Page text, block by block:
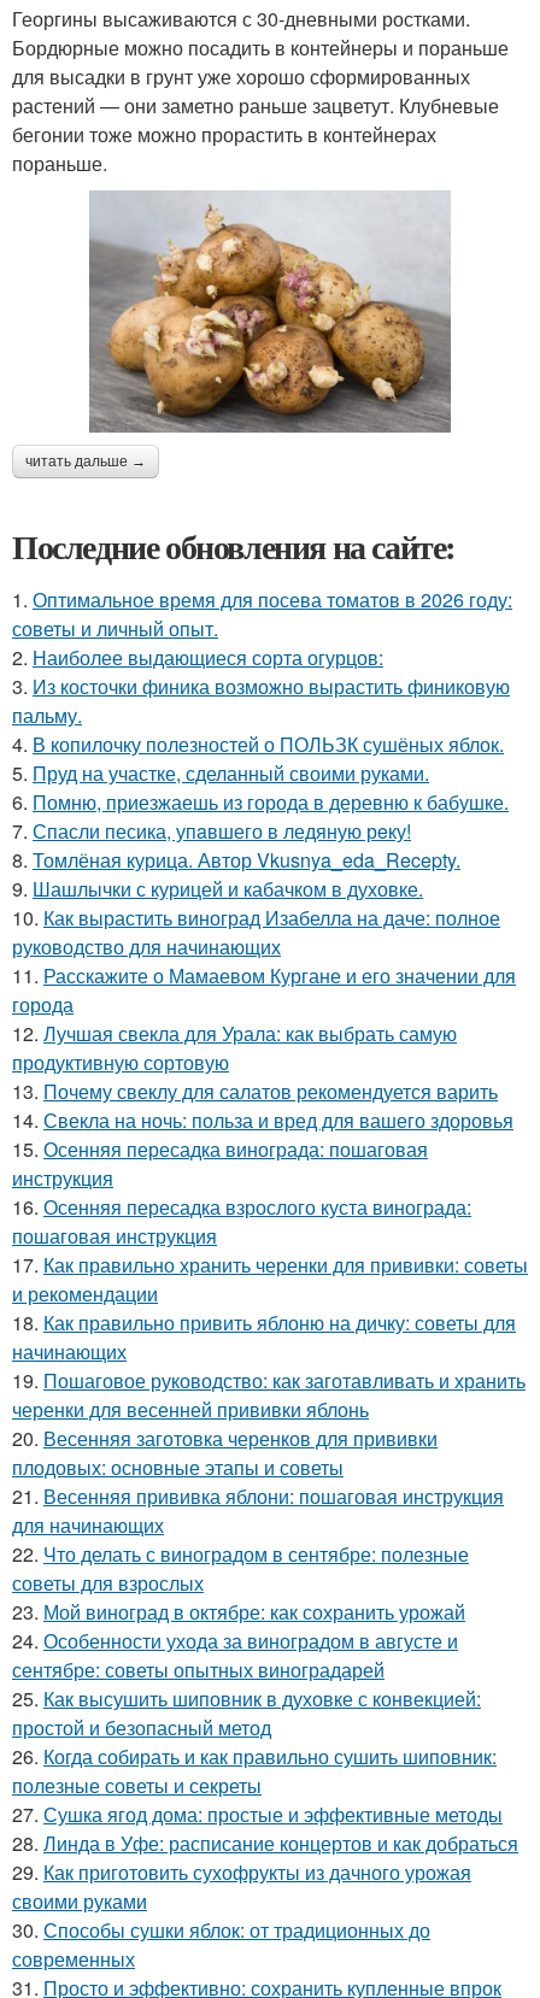
Георгины высаживаются с 30-дневными ростками.
Бордюрные можно посадить в контейнеры и пораньше
для высадки в грунт уже хорошо сформированных
растений — они заметно раньше зацветут. Клубневые
бегонии тоже можно прорастить в контейнерах
пораньше.
читать дальше →
Последние обновления на сайте:
1. Оптимальное время для посева томатов в 2026 году:
советы и личный опыт.
2. Наиболее выдающиеся сорта огурцов:
3. Из косточки финика возможно вырастить финиковую
пальму.
4. В копилочку полезностей о ПОЛЬЗК сушёных яблок.
5. Пруд на участке, сделанный своими руками.
6. Помню, приезжаешь из города в деревню к бабушке.
7. Спасли песика, упaвшего в ледяную рeку!
8. Томлёная курица. Автор Vkusnya_eda_Recepty.
9. Шашлычки с курицей и кабачком в духовке.
10. Как вырастить виноград Изабелла на даче: полное
руководство для начинающих
11. Расскажите о Мамаевом Кургане и его значении для
города
12. Лучшая свекла для Урала: как выбрать самую
продуктивную сортовую
13. Почему свеклу для салатов рекомендуется варить
14. Свекла на ночь: польза и вред для вашего здоровья
15. Осенняя пересадка винограда: пошаговая
инструкция
16. Осенняя пересадка взрослого куста винограда:
пошаговая инструкция
17. Как правильно хранить черенки для прививки: советы
и рекомендации
18. Как правильно привить яблоню на дичку: советы для
начинающих
19. Пошаговое руководство: как заготавливать и хранить
черенки для весенней прививки яблонь
20. Весенняя заготовка черенков для прививки
плодовых: основные этапы и советы
21. Весенняя прививка яблони: пошаговая инструкция
для начинающих
22. Что делать с виноградом в сентябре: полезные
советы для взрослых
23. Мой виноград в октябре: как сохранить урожай
24. Особенности ухода за виноградом в августе и
сентябре: советы опытных виноградарей
25. Как высушить шиповник в духовке с конвекцией:
простой и безопасный метод
26. Когда собирать и как правильно сушить шиповник:
полезные советы и секреты
27. Сушка ягод дома: простые и эффективные методы
28. Линда в Уфе: расписание концертов и как добраться
29. Как приготовить сухофрукты из дачного урожая
своими руками
30. Способы сушки яблок: от традиционных до
современных
31. Просто и эффективно: сохранить купленные впрок